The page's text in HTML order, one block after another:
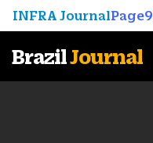
INFRA JournalPage9
BrazilJournal